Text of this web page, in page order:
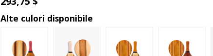
Alte culori disponibile